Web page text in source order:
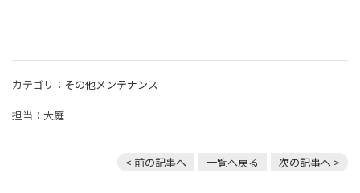
カテゴリ： その他メンテナンス
担当：大庭
< 前の記事へ 一覧へ戻る 次の記事へ >